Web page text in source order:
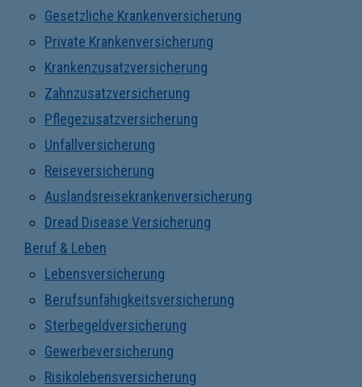
Gesetzliche Krankenversicherung
Private Krankenversicherung
Krankenzusatzversicherung
Zahnzusatzversicherung
Pflegezusatzversicherung
Unfallversicherung
Reiseversicherung
Auslandsreisekrankenversicherung
Dread Disease Versicherung
Beruf & Leben
Lebensversicherung
Berufsunfähigkeitsversicherung
Sterbegeldversicherung
Gewerbeversicherung
Risikolebensversicherung